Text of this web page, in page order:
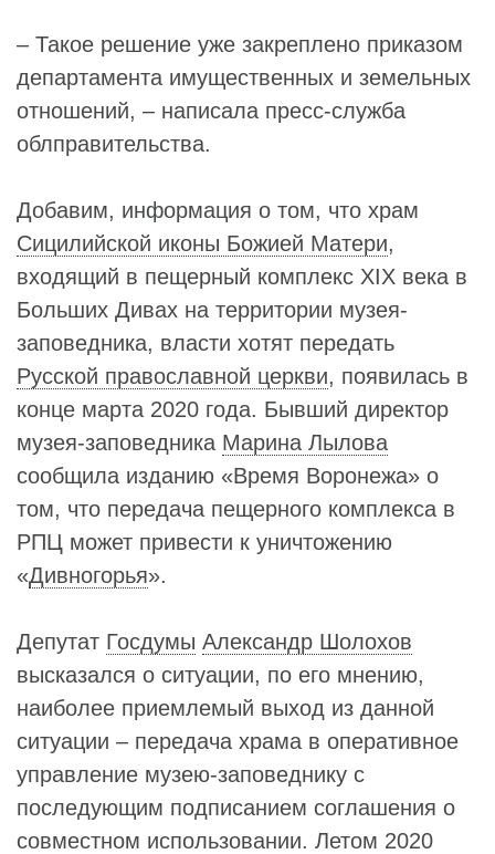
– Такое решение уже закреплено приказом
департамента имущественных и земельных
отношений, – написала пресс-служба
облправительства.
Добавим, информация о том, что храм
Сицилийской иконы Божией Матери,
входящий в пещерный комплекс XIX века в
Больших Дивах на территории музея-
заповедника, власти хотят передать
Русской православной церкви, появилась в
конце марта 2020 года. Бывший директор
музея-заповедника Марина Лылова
сообщила изданию «Время Воронежа» о
том, что передача пещерного комплекса в
РПЦ может привести к уничтожению
«Дивногорья».
Депутат Госдумы Александр Шолохов
высказался о ситуации, по его мнению,
наиболее приемлемый выход из данной
ситуации – передача храма в оперативное
управление музею-заповеднику с
последующим подписанием соглашения о
совместном использовании. Летом 2020